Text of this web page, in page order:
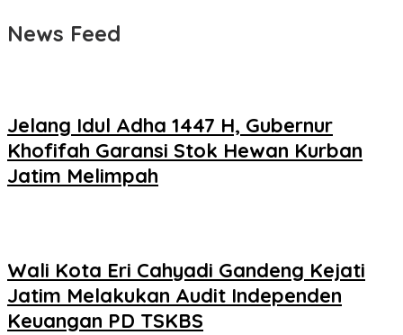
News Feed
Jelang Idul Adha 1447 H, Gubernur
Khofifah Garansi Stok Hewan Kurban
Jatim Melimpah
Wali Kota Eri Cahyadi Gandeng Kejati
Jatim Melakukan Audit Independen
Keuangan PD TSKBS